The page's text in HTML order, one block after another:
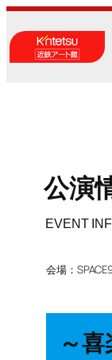
内
容
を
公演
EVENT
会場：
～